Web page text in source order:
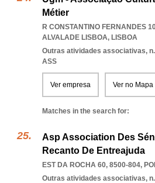
Métier
R CONSTANTINO FERNANDES
ALVALADE LISBOA, LISBOA
Outras atividades associativas,
ASS
Ver empresa Ver no Mapa
Matches in the search for:
Asp Association Des
Recanto De Entreajuda
EST DA ROCHA 60, 8500-804,
Outras atividades associativas,